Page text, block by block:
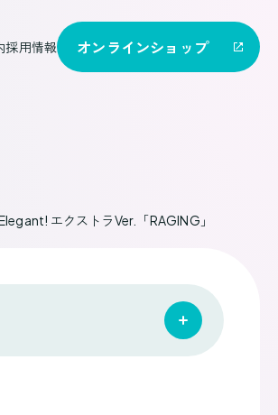
採用情報 オンラインショップ
エクストラVer.「RAGING」